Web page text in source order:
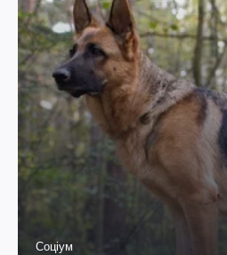
Соціум